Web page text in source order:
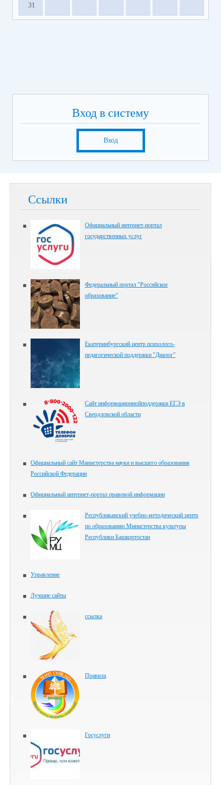
31
Вход в систему
Вход
Ссылки
Официальный интернет-портал
государственных услуг
Федеральный портал "Российское
образование"
Екатеринбургский центр психолого-
педагогической поддержки "Диалог"
Сайт информационнойподдержки ЕГЭ в
Свердловской области
Официальный сайт Министерства науки и высшего образования
Российской Федерации
Официальный интернет-портал правовой информации
Республиканский учебно-методический центр
по образованию Министерства культуры
Республики Башкортостан
Управление
Лучшие сайты
ссылка
Правила
Госуслуги